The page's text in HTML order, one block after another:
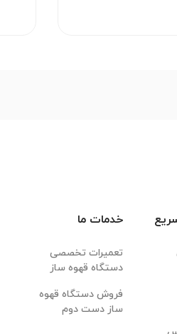
خدمات ما
تعمیرات تخصصی
دستگاه قهوه ساز
فروش دستگاه قهوه
ساز دست دوم